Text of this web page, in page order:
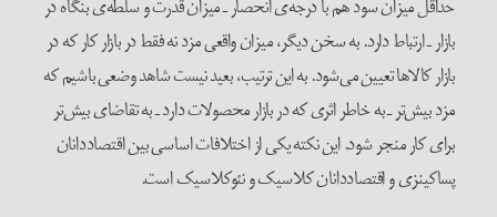
حداقل میزان سود هم با درجه‌ی انحصار ـ میزان قدرت و سلطه‌ی بنگاه در
بازار ـ ارتباط دارد. به سخن دیگر، میزان واقعی مزد نه فقط در بازار کار که در
بازار کالاها تعیین می‌شود. به این ترتیب، بعید نیست شاهد وضعی باشیم که
مزد بیش‌تر ـ به خاطر اثری که در بازار محصولات دارد ـ به تقاضای بیش‌تر
برای کار منجر شود. این نکته یکی از اختلافات اساسی بین اقتصاددانان
پساکینزی و اقتصاددانان کلاسیک و نئوکلاسیک است.